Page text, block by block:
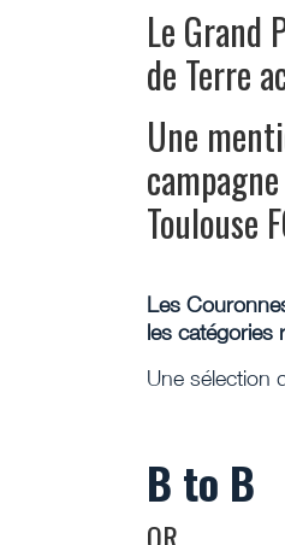
Le Grand
de Terre
Une
Toulouse
Les
les catégories
Une sélection
B to B
OR